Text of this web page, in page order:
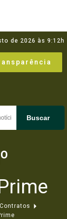
de 2026 às 9:12h
Buscar
Contratos